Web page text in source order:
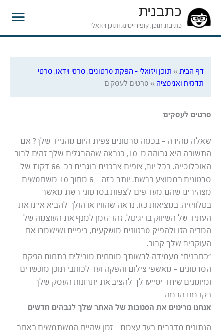
כתבנית
כתיבת תוכן, קופירייטינג ותוכן ויזואלי
דף הבית » תוכן ויזואלי – הפקת סרטונים, סרטי וידאו, סרטי
תדמית ואנימציה » סרטים לעסקים
סרטים לעסקים
שאלה מהירה – בכמה סרטונים צפית היום מהנייד שלך? אם
התשובה היא גבוהה מ-10, כנראה שההרגלים שלך זהים לרוב
האוכלוסייה. בכל יום, צופים צרכנים בוגרים בכ-66 דקות של
סרטונים בממוצע ברשת. יותר מזה – 6 מתוך 10 משתמשים
מצהירים שהם מעדיפים לצפות בסרטוני רשת מאשר
בטלוויזיה. במציאות כזו, נראה שהווידאו הולך להביא איתו את
העתיד של השיווק בדיגיטל. זהו הזמן למנף את העוצמה של
המדיה הזו ולהפיק סרטונים מושקעים, כיפיים ושישמרו את
העוקבים שלך קרוב.
“כתבנית” מעמידה לרשותך מומחים מובילים בתחום הפקת
הסרטונים – מאשפי צילום והפקה ועד לכותבי תוכן מוכשרים
ומיומנים שיחד יסייעו לך להציב את יתרונות העסק שלך
בקדמת הבמה.
אנחנו מרימים את הסמכות של האתר שלך לגבהים חדשים
הנתונים מדברים בעד עצמם – זמן שהיית המשתמשים באתר